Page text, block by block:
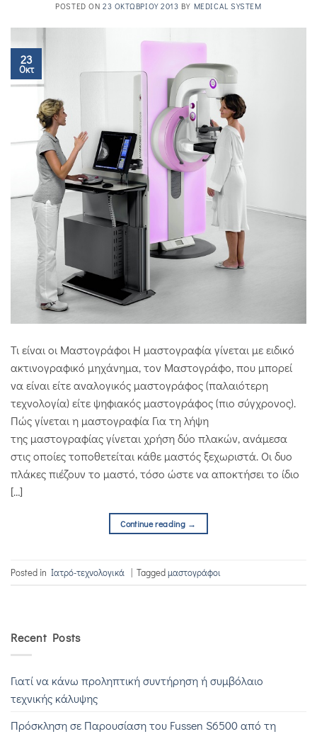
POSTED ON 23 ΟΚΤΩΒΡΊΟΥ 2013 BY MEDICAL SYSTEM
23
Οκτ
Τι είναι οι Μαστογράφοι Η μαστογραφία γίνεται με ειδικό
ακτινογραφικό μηχάνημα, τον Μαστογράφο, που μπορεί
να είναι είτε αναλογικός μαστογράφος (παλαιότερη
τεχνολογία) είτε ψηφιακός μαστογράφος (πιο σύγχρονος).
Πώς γίνεται η μαστογραφία Για τη λήψη
της μαστογραφίας γίνεται χρήση δύο πλακών, ανάμεσα
στις οποίες τοποθετείται κάθε μαστός ξεχωριστά. Οι δυο
πλάκες πιέζουν το μαστό, τόσο ώστε να αποκτήσει το ίδιο
[…]
Continue reading →
Posted in Iατρό-τεχνολογικά | Taggedμαστογράφοι
Recent Posts
Γιατί να κάνω προληπτική συντήρηση ή συμβόλαιο
τεχνικής κάλυψης
Πρόσκληση σε Παρουσίαση του Fussen S6500 από τη